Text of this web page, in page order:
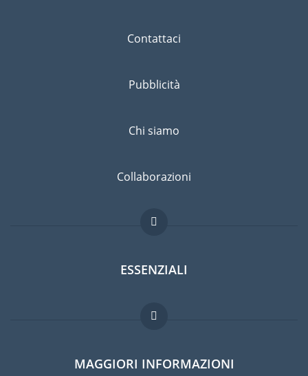
Contattaci
Pubblicità
Chi siamo
Collaborazioni
ESSENZIALI
Forum per expat
Guida per expat
MAGGIORI INFORMAZIONI